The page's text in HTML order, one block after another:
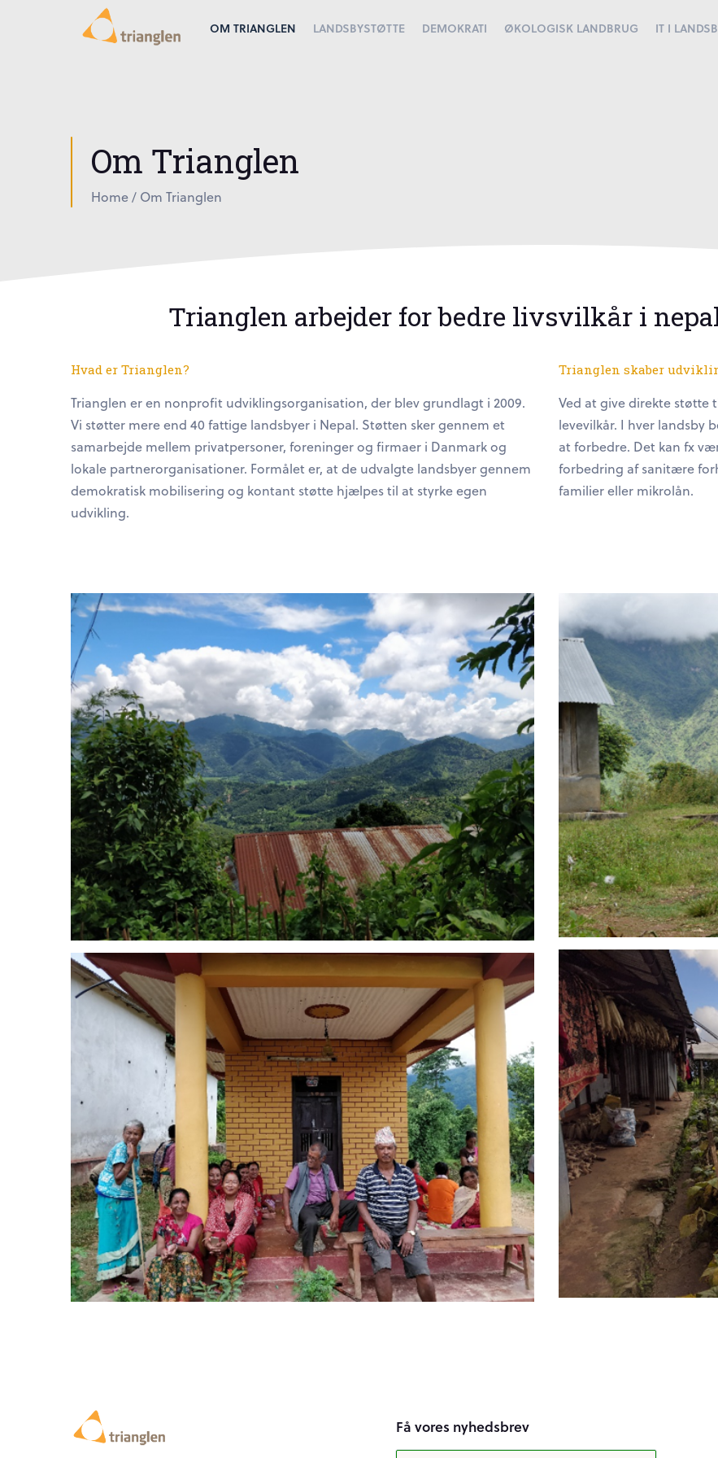
OM TRIANGLEN LANDSBYSTØTTE DEMOKRATI ØKOLOGISK LANDBRUG IT I
Om Trianglen
Home/ Om Trianglen
Trianglen arbejder for bedre livsvilkår i
Hvad er Trianglen?
Trianglen er en nonprofit udviklingsorganisation, der blev grundlagt i 2009.
Vi støtter mere end 40 fattige landsbyer i Nepal. Støtten sker gennem et
samarbejde mellem privatpersoner, foreninger og firmaer i Danmark og
lokale partnerorganisationer. Formålet er, at de udvalgte landsbyer gennem
demokratisk mobilisering og kontant støtte hjælpes til at styrke egen
udvikling.
Trianglen skaber
Ved at give direkte støtte
levevilkår. I hver landsby
at forbedre. Det kan fx
forbedring af sanitære
familier eller mikrolån.
Få vores nyhedsbrev